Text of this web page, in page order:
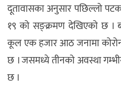
दूतावासका अनुसार पछिल्लो
१९ को सङ्क्रमण देखिएको छ ।
कूल एक हजार आठ जनामा
छ । जसमध्ये तीनको अवस्था
छ ।